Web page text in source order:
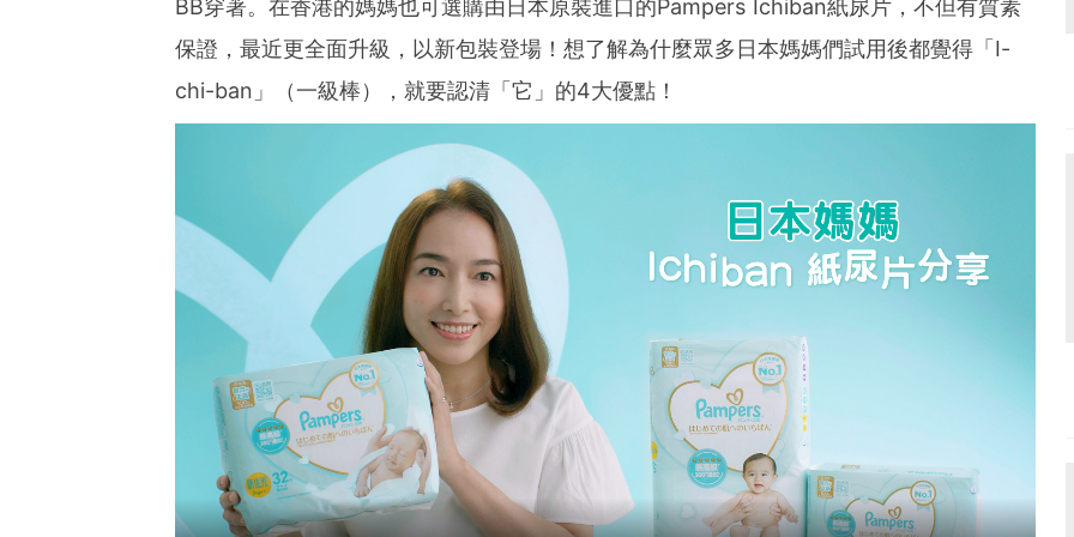
BB穿著。在香港的媽媽也可選購由日本原裝進口的Pampers Ichiban紙尿片，不但有質素
保證，最近更全面升級，以新包裝登場！想了解為什麼眾多日本媽媽們試用後都覺得「I-
chi-ban」（一級棒），就要認清「它」的4大優點！